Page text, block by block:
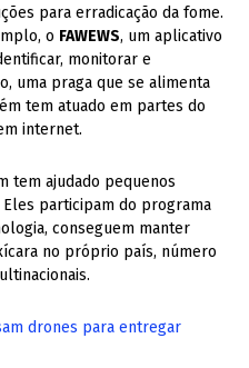
para erradicação da fome.
o FAWEWS, um aplicativo
monitorar e
uma praga que se alimenta
tem atuado em partes do
internet.
tem ajudado pequenos
Eles participam do programa
conseguem manter
no próprio país, número
drones para entregar